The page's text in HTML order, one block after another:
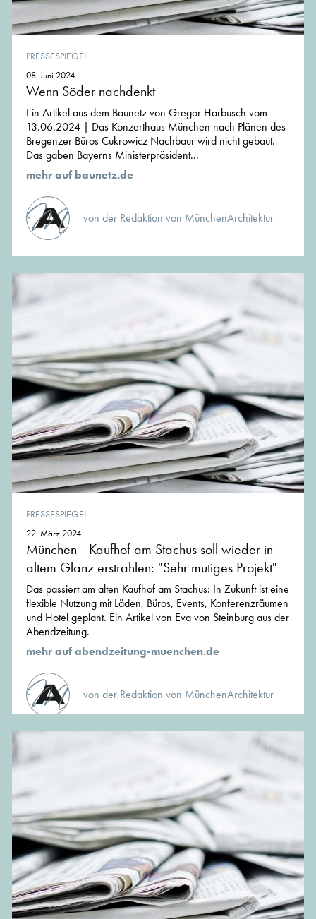
PRESSESPIEGEL
08. Juni 2024
Wenn Söder nachdenkt
Ein Artikel aus dem Baunetz von Gregor Harbusch vom
13.06.2024 | Das Konzerthaus München nach Plänen des
Bregenzer Büros Cukrowicz Nachbaur wird nicht gebaut.
Das gaben Bayerns Ministerpräsident...
mehr auf baunetz.de
von der Redaktion von MünchenArchitektur
PRESSESPIEGEL
22. März 2024
München –Kaufhof am Stachus soll wieder in
altem Glanz erstrahlen: "Sehr mutiges Projekt"
Das passiert am alten Kaufhof am Stachus: In Zukunft ist eine
flexible Nutzung mit Läden, Büros, Events, Konferenzräumen
und Hotel geplant. Ein Artikel von Eva von Steinburg aus der
Abendzeitung.
mehr auf abendzeitung-muenchen.de
von der Redaktion von MünchenArchitektur